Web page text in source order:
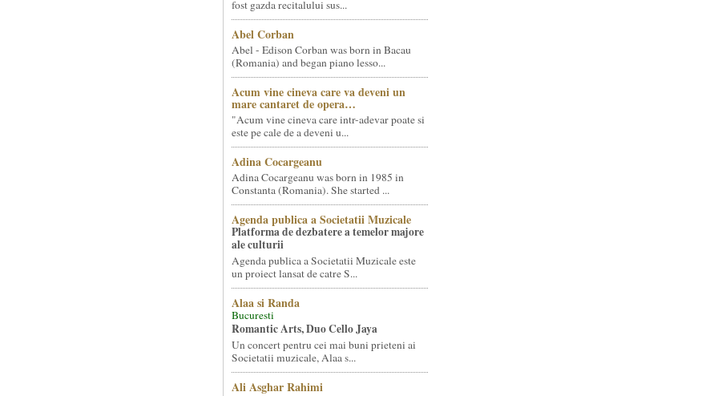
fost gazda recitalului sus...
Abel Corban
Abel - Edison Corban was born in Bacau
(Romania) and began piano lesso...
Acum vine cineva care va deveni un
mare cantaret de opera…
"Acum vine cineva care intr-adevar poate si
este pe cale de a deveni u...
Adina Cocargeanu
Adina Cocargeanu was born in 1985 in
Constanta (Romania). She started ...
Agenda publica a Societatii Muzicale
Platforma de dezbatere a temelor majore
ale culturii
Agenda publica a Societatii Muzicale este
un proiect lansat de catre S...
Alaa si Randa
Bucuresti
Romantic Arts, Duo Cello Jaya
Un concert pentru cei mai buni prieteni ai
Societatii muzicale, Alaa s...
Ali Asghar Rahimi